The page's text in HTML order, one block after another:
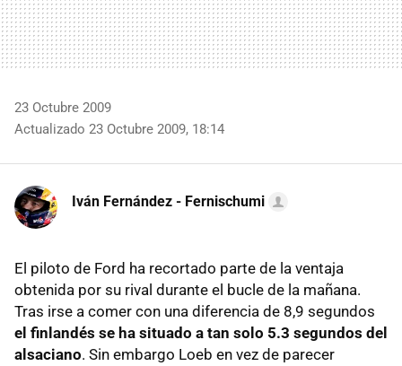
23 Octubre 2009
Actualizado 23 Octubre 2009, 18:14
Iván Fernández - Fernischumi
El piloto de Ford ha recortado parte de la ventaja
obtenida por su rival durante el bucle de la mañana.
Tras irse a comer con una diferencia de 8,9 segundos
el finlandés se ha situado a tan solo 5.3 segundos del
alsaciano. Sin embargo Loeb en vez de parecer